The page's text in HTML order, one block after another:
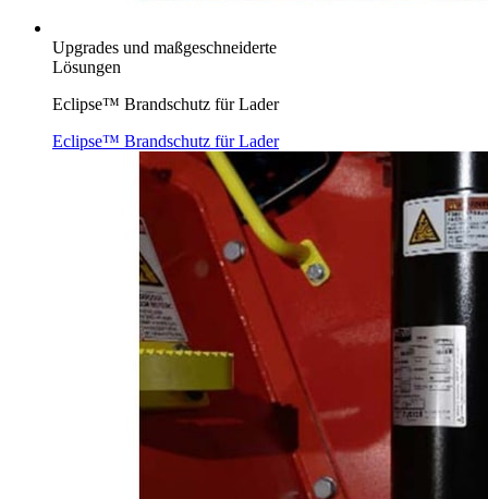
Upgrades und maßgeschneiderte
Lösungen
Eclipse™ Brandschutz für Lader
Eclipse™ Brandschutz für Lader